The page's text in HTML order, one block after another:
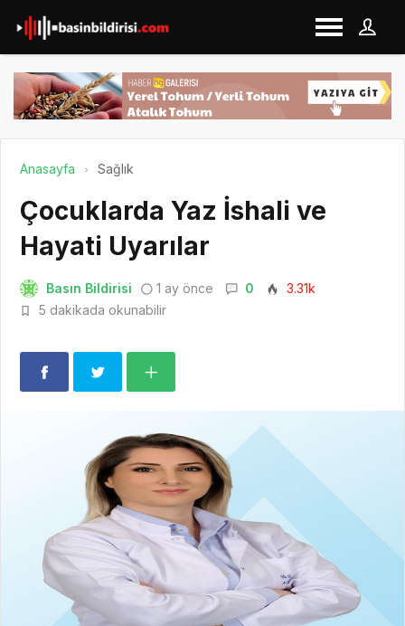
Anasayfa Sağlık
Çocuklarda Yaz İshali ve
Hayati Uyarılar
Basın Bildirisi 1 ay önce 0
3.31k
5 dakikada okunabilir